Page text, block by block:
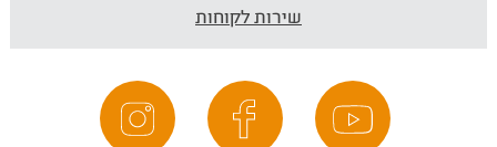
שירות לקוחות